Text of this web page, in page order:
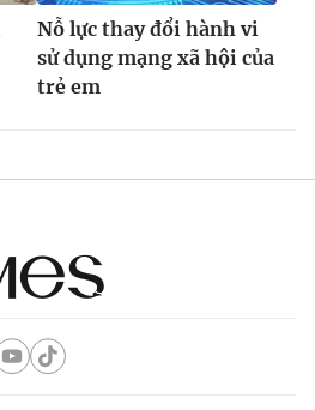
Nỗ lực thay đổi hành vi
sử dụng mạng xã hội của
trẻ em